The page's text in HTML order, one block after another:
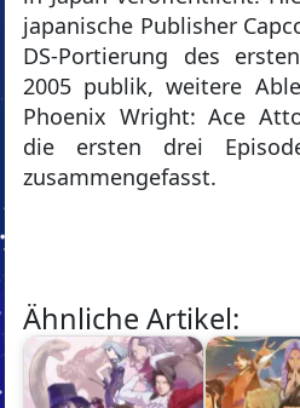
japanische Publisher
DS-Portierung des
2005 publik, weitere
Phoenix Wright: Ace
die ersten drei
zusammengefasst.
Ähnliche Artikel: